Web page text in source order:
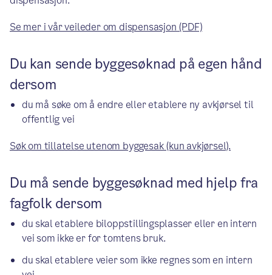
Se mer i vår veileder om dispensasjon (PDF)
Du kan sende byggesøknad på egen hånd
dersom
du må søke om å endre eller etablere ny avkjørsel til
offentlig vei
Søk om tillatelse utenom byggesak (kun avkjørsel).
Du må sende byggesøknad med hjelp fra
fagfolk dersom
du skal etablere biloppstillingsplasser eller en intern
vei som ikke er for tomtens bruk.
du skal etablere veier som ikke regnes som en intern